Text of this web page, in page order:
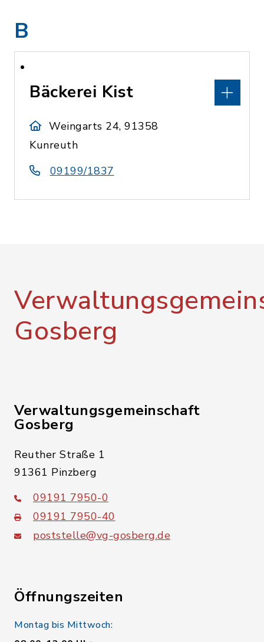
B
Bäckerei Kist
Weingarts 24, 91358
Kunreuth
09199/1837
Gosberg
Verwaltungsgemeinschaft
Gosberg
Reuther Straße 1
91361 Pinzberg
09191 7950-0
09191 7950-40
poststelle@vg-gosberg.de
Öffnungszeiten
Montag bis Mittwoch: